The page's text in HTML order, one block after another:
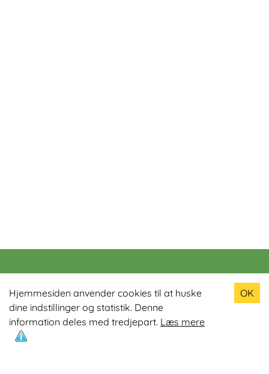
Hjemmesiden anvender cookies til at huske
dine indstillinger og statistik. Denne
information deles med tredjepart. Læs mere
OK
Populære produkter
Odin R900 Romaskine
Odin S900 Spinningcykel